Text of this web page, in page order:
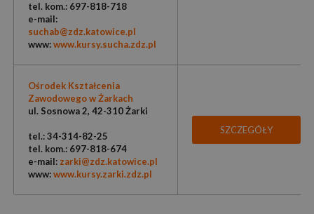
tel. kom.: 697-818-718
e-mail:
suchab@zdz.katowice.pl
www:www.kursy.sucha.zdz.pl
Ośrodek Kształcenia
Zawodowego w Żarkach
ul. Sosnowa 2, 42-310 Żarki
tel.: 34-314-82-25
tel. kom.: 697-818-674
e-mail: zarki@zdz.katowice.pl
www:www.kursy.zarki.zdz.pl
SZCZEGÓŁY